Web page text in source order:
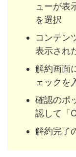
ューが表
を選択
コンテン
表示され
解約画面
ェックを
確認のポ
認して「
解約完了